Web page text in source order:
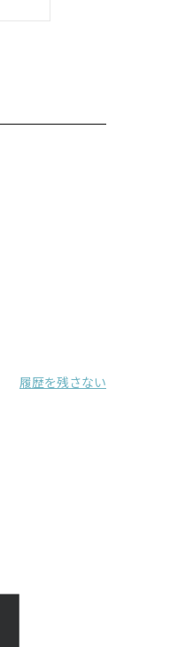
履歴を残さない